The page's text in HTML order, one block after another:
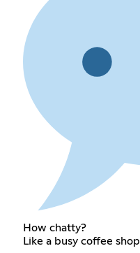
How chatty?
Like a busy coffee shop